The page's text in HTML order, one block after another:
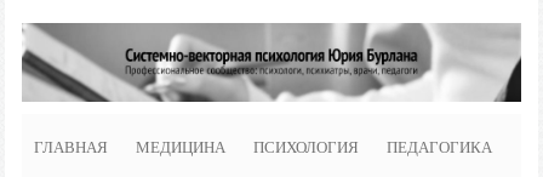
ГЛАВНАЯ МЕДИЦИНА ПСИХОЛОГИЯ ПЕДАГОГИКА